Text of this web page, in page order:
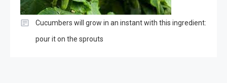
Cucumbers will grow in an instant with this ingredient:
pour it on the sprouts